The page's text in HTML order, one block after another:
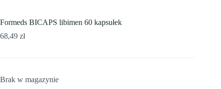
Formeds BICAPS libimen 60 kapsułek
68,49 zł
Brak w magazynie